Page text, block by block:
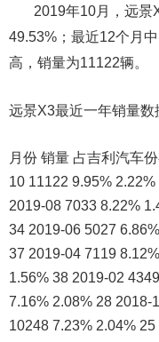
2019年10月，远景
49.53%；最近12个月
高，销量为11122辆。
远景X3最近一年销量数
月份 销量 占吉利汽车
10 11122 9.95%
2019-08 7033 8.22%
34 2019-06 5027
37 2019-04 7119
1.56% 38 2019-02
7.16% 2.08% 28 2018-
10248 7.23% 2.04% 25